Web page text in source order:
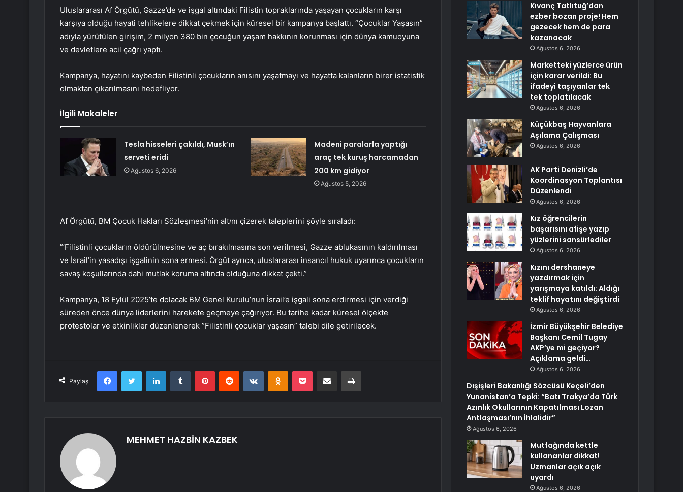
Uluslararası Af Örgütü, Gazze’de ve işgal altındaki Filistin topraklarında yaşayan çocukların karşı
karşıya olduğu hayati tehlikelere dikkat çekmek için küresel bir kampanya başlattı. “Çocuklar Yaşasın”
adıyla yürütülen girişim, 2 milyon 380 bin çocuğun yaşam hakkının korunması için dünya kamuoyuna
ve devletlere acil çağrı yaptı.
Kampanya, hayatını kaybeden Filistinli çocukların anısını yaşatmayı ve hayatta kalanların birer istatistik
olmaktan çıkarılmasını hedefliyor.
İlgili Makaleler
Tesla hisseleri çakıldı, Musk’ın
serveti eridi
Ağustos 6, 2026
Madeni paralarla yaptığı
araç tek kuruş harcamadan
200 km gidiyor
Ağustos 5, 2026
Af Örgütü, BM Çocuk Hakları Sözleşmesi’nin altını çizerek taleplerini şöyle sıraladı:
”’Filistinli çocukların öldürülmesine ve aç bırakılmasına son verilmesi, Gazze ablukasının kaldırılması
ve İsrail’in yasadışı işgalinin sona ermesi. Örgüt ayrıca, uluslararası insancıl hukuk uyarınca çocukların
savaş koşullarında dahi mutlak koruma altında olduğuna dikkat çekti.”
Kampanya, 18 Eylül 2025’te dolacak BM Genel Kurulu’nun İsrail’e işgali sona erdirmesi için verdiği
süreden önce dünya liderlerini harekete geçmeye çağırıyor. Bu tarihe kadar küresel ölçekte
protestolar ve etkinlikler düzenlenerek ”Filistinli çocuklar yaşasın” talebi dile getirilecek.
Paylaş
FacebookTwitter LinkedInTumblr PinterestReddit VKontakteOdnoklassniki
Pocket E-Posta ile paylaş Yazdır
MEHMET HAZBİN KAZBEK
Kıvanç Tatlıtuğ’dan
ezber bozan proje! Hem
gezecek hem de para
kazanacak
Ağustos 6, 2026
Marketteki yüzlerce ürün
için karar verildi: Bu
ifadeyi taşıyanlar tek
tek toplatılacak
Ağustos 6, 2026
Küçükbaş Hayvanlara
Aşılama Çalışması
Ağustos 6, 2026
AK Parti Denizli’de
Koordinasyon Toplantısı
Düzenlendi
Ağustos 6, 2026
Kız öğrencilerin
başarısını afişe yazıp
yüzlerini sansürlediler
Ağustos 6, 2026
Kızını dershaneye
yazdırmak için
yarışmaya katıldı: Aldığı
teklif hayatını değiştirdi
Ağustos 6, 2026
İzmir Büyükşehir Belediye
Başkanı Cemil Tugay
AKP’ye mi geçiyor?
Açıklama geldi…
Ağustos 6, 2026
Dışişleri Bakanlığı Sözcüsü Keçeli’den
Yunanistan’a Tepki: “Batı Trakya’da Türk
Azınlık Okullarının Kapatılması Lozan
Antlaşması’nın İhlalidir”
Ağustos 6, 2026
Mutfağında kettle
kullananlar dikkat!
Uzmanlar açık açık
uyardı
Ağustos 6, 2026